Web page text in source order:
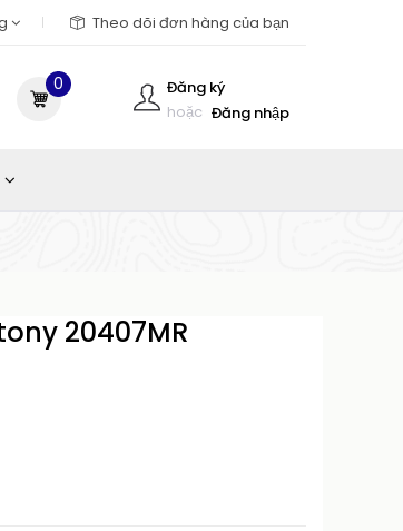
Theo dõi đơn hàng của bạn
Đăng ký
hoặc Đăng nhập
0
20407MR